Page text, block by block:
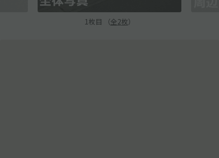
1枚目 （全2枚）